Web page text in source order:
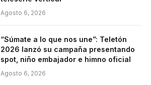
Agosto 6, 2026
“Súmate a lo que nos une”: Teletón
2026 lanzó su campaña presentando
spot, niño embajador e himno oficial
Agosto 6, 2026